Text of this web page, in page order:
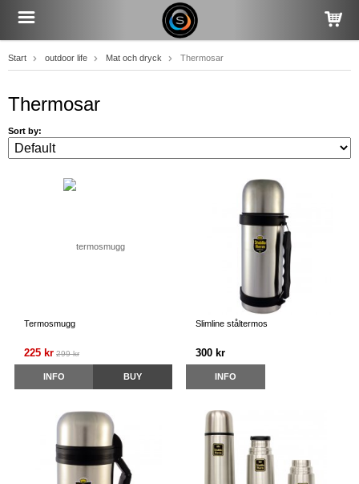
Start outdoor life Mat och dryck Thermosar
Thermosar
Sort by:
Termosmugg
225 kr 299 kr
INFO BUY
Slimline ståltermos
300 kr
INFO